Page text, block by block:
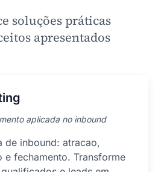
soluções práticas
apresentados
aplicada no inbound
de inbound: atracao,
e fechamento. Transforme